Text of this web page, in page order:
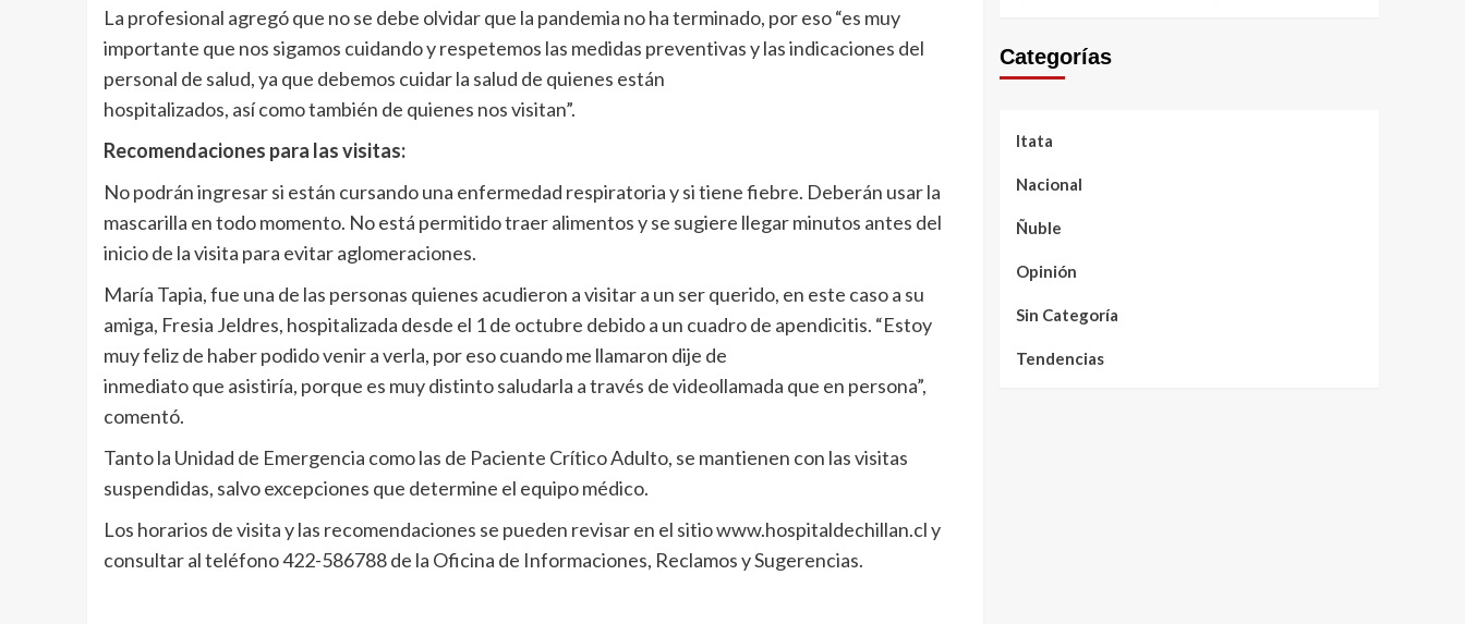
La profesional agregó que no se debe olvidar que la pandemia no ha terminado, por eso “es muy
importante que nos sigamos cuidando y respetemos las medidas preventivas y las indicaciones del
personal de salud, ya que debemos cuidar la salud de quienes están
hospitalizados, así como también de quienes nos visitan”.
Recomendaciones para las visitas:
No podrán ingresar si están cursando una enfermedad respiratoria y si tiene fiebre. Deberán usar la
mascarilla en todo momento. No está permitido traer alimentos y se sugiere llegar minutos antes del
inicio de la visita para evitar aglomeraciones.
María Tapia, fue una de las personas quienes acudieron a visitar a un ser querido, en este caso a su
amiga, Fresia Jeldres, hospitalizada desde el 1 de octubre debido a un cuadro de apendicitis. “Estoy
muy feliz de haber podido venir a verla, por eso cuando me llamaron dije de
inmediato que asistiría, porque es muy distinto saludarla a través de videollamada que en persona”,
comentó.
Tanto la Unidad de Emergencia como las de Paciente Crítico Adulto, se mantienen con las visitas
suspendidas, salvo excepciones que determine el equipo médico.
Los horarios de visita y las recomendaciones se pueden revisar en el sitio www.hospitaldechillan.cl y
consultar al teléfono 422-586788 de la Oficina de Informaciones, Reclamos y Sugerencias.
Categorías
Itata
Nacional
Ñuble
Opinión
Sin Categoría
Tendencias